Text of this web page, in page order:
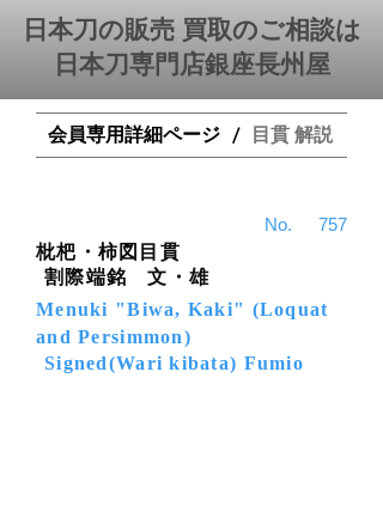
日本刀の販売 買取のご相談は
日本刀専門店銀座⻑州屋
会員専用詳細ページ / 目貫 解説
757
​No.
枇杷・柿図目貫
割際端銘 文・雄
Menuki "Biwa, Kaki" (Loquat
and Persimmon)
Signed(Wari kibata) Fumio